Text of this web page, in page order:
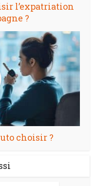
l’expatriation
?
choisir ?